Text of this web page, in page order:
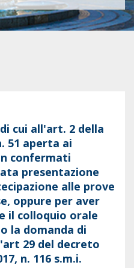
cui all'art. 2 della
51 aperta ai
confermati
presentazione
alle prove
oppure per aver
il colloquio orale
la domanda di
29 del decreto
n. 116 s.m.i.